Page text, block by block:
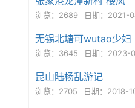
浏览：2689 日期：2021-
无锡北塘可wutao少妇
浏览：3645 日期：2023-
昆山陆杨乱游记
浏览：2705 日期：2018-